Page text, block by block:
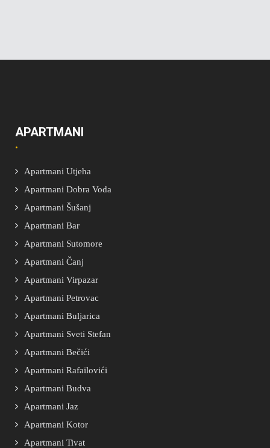
APARTMANI
Apartmani Utjeha
Apartmani Dobra Voda
Apartmani Šušanj
Apartmani Bar
Apartmani Sutomore
Apartmani Čanj
Apartmani Virpazar
Apartmani Petrovac
Apartmani Buljarica
Apartmani Sveti Stefan
Apartmani Bečići
Apartmani Rafailovići
Apartmani Budva
Apartmani Jaz
Apartmani Kotor
Apartmani Tivat